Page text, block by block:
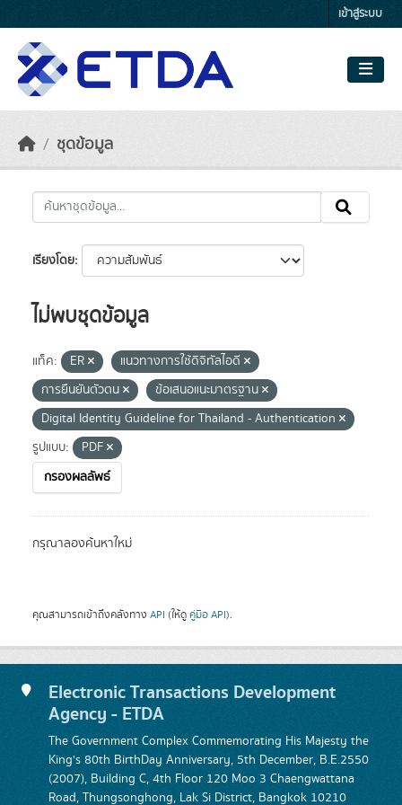
เข้าสู่ระบบ
ชุดข้อมูล
เรียงโดย
ไม่พบชุดข้อมูล
แท็ค: ER
แนวทางการใช้ดิจิทัลไอดี
การยืนยันตัวตน
ข้อเสนอแนะมาตรฐาน
Digital Identity Guideline for Thailand - Authentication
รูปแบบ:
PDF
กรองผลลัพธ์
กรุณาลองค้นหาใหม่
คุณสามารถเข้าถึงคลังทาง API (ให้ดู คู่มือ API).
Electronic Transactions Development
Agency - ETDA
The Government Complex Commemorating His Majesty the
King's 80th BirthDay Anniversary, 5th December, B.E.2550
(2007), Building C, 4th Floor 120 Moo 3 Chaengwattana
Road, Thungsonghong, Lak Si District, Bangkok 10210